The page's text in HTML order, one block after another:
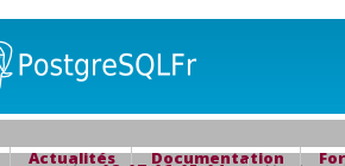
Actualités Documentation